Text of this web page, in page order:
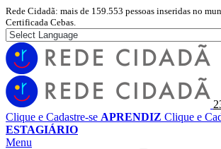
Rede Cidadã: mais de 159.553 pessoas inseridas no
Certificada Cebas.
Clique e Cadastre-se APRENDIZ Clique e
ESTAGIÁRIO
Menu